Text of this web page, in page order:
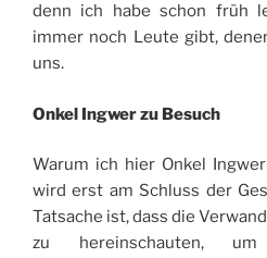
denn ich habe schon früh
immer noch Leute gibt,
uns.
Onkel Ingwer zu Besuch
Warum ich hier Onkel
wird erst am Schluss der
Tatsache ist, dass die
zu hereinschauten,